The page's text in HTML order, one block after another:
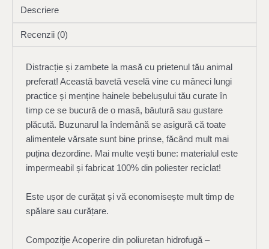
Descriere
Recenzii (0)
Distracție și zambete la masă cu prietenul tău animal
preferat! Această bavetă veselă vine cu mâneci lungi
practice și menține hainele bebelușului tău curate în
timp ce se bucură de o masă, băutură sau gustare
plăcută. Buzunarul la îndemână se asigură că toate
alimentele vărsate sunt bine prinse, făcând mult mai
puțina dezordine. Mai multe vești bune: materialul este
impermeabil și fabricat 100% din poliester reciclat!
Este ușor de curățat și vă economisește mult timp de
spălare sau curățare.
Compoziţie Acoperire din poliuretan hidrofugă –